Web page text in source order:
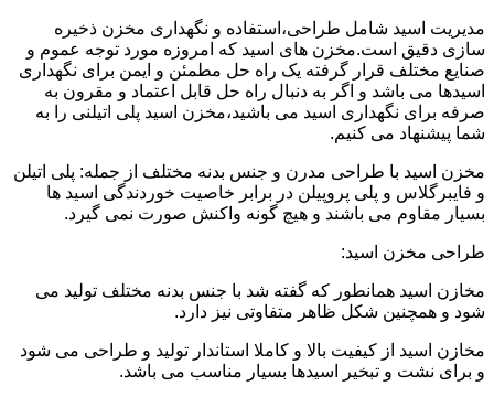
مدیریت اسید شامل طراحی،استفاده و نگهداری مخزن ذخیره
سازی دقیق است.مخزن های اسید که امروزه مورد توجه عموم و
صنایع مختلف قرار گرفته یک راه حل مطمئن و ایمن برای نگهداری
اسیدها می باشد و اگر به دنبال راه حل قابل اعتماد و مقرون به
صرفه برای نگهداری اسید می باشید،مخزن اسید پلی اتیلنی را به
شما پیشنهاد می کنیم.
مخزن اسید با طراحی مدرن و جنس بدنه مختلف از جمله: پلی اتیلن
و فایبرگلاس و پلی پروپیلن در برابر خاصیت خوردندگی اسید ها
بسیار مقاوم می باشند و هیچ گونه واکنش صورت نمی گیرد.
طراحی مخزن اسید:
مخازن اسید همانطور که گفته شد با جنس بدنه مختلف تولید می
شود و همچنین شکل ظاهر متفاوتی نیز دارد.
مخازن اسید از کیفیت بالا و کاملا استاندار تولید و طراحی می شود
و برای نشت و تبخیر اسیدها بسیار مناسب می باشد.